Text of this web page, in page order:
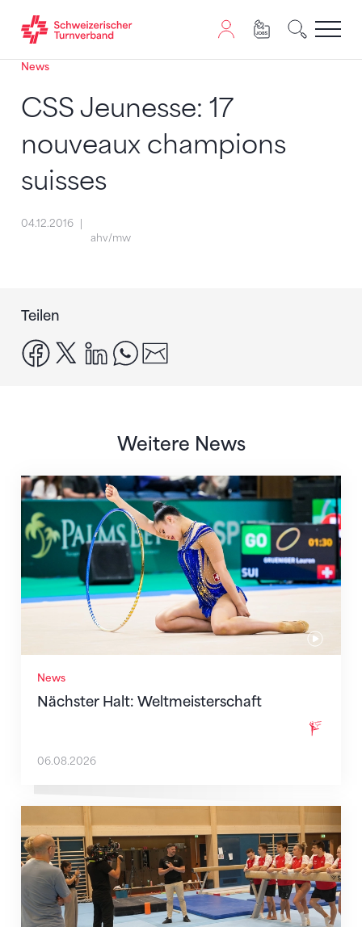
Zum Inhalt springen
Zur Sitemap navigieren
Zum Navigieren dieser Seite wird JavaScript benötigt.
News
CSS Jeunesse: 17
nouveaux champions
suisses
04.12.2016
ahv/mw
Teilen
facebook
x linkedinwhatsapp
Weitere News
News
Nächster Halt: Weltmeisterschaft
Nächster Halt: Weltmeisterschaft
06.08.2026
Mit klaren Zielen nach Zagreb